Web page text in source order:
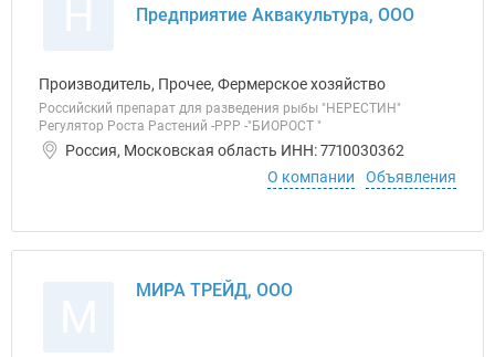
Предприятие Аквакультура, ООО
Производитель, Прочее, Фермерское хозяйство
Российский препарат для разведения рыбы "НЕРЕСТИН"
Регулятор Роста Растений -РРР -"БИОРОСТ "
Россия, Московская область ИНН: 7710030362
О компании
Объявления
МИРА ТРЕЙД, ООО